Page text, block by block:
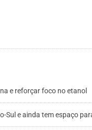
e reforçar foco no etanol
Sul e ainda tem espaço